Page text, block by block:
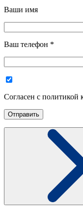
Ваши имя
Ваш телефон *
Согласен с политикой